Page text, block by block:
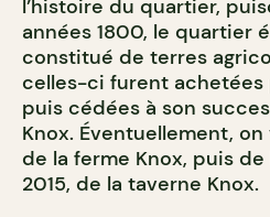
l’histoire du quartier,
années 1800, le quartier
constitué de terres
celles-ci furent achetées
puis cédées à son
Knox. Éventuellement,
de la ferme Knox, puis
2015, de la taverne Knox.